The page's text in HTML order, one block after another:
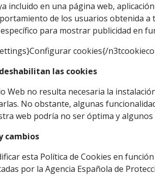
incluido en una página web,
de los usuarios obtenida
para mostrar publicidad en
cookies{/
las cookies
Web no resulta necesaria la
No obstante, algunas
web podría no ser óptima y
cambios
esta Política de Cookies en
por la Agencia Española de